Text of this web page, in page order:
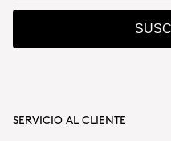
¿Por qué se hacen 3
SERVICIO AL CLIENTE